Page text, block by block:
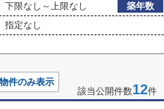
下限なし～上限なし 築年数
指定なし
件のみ表示
該当公開件数12件